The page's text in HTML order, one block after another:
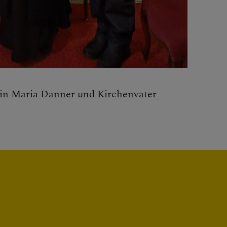
Maria Danner und Kirchenvater